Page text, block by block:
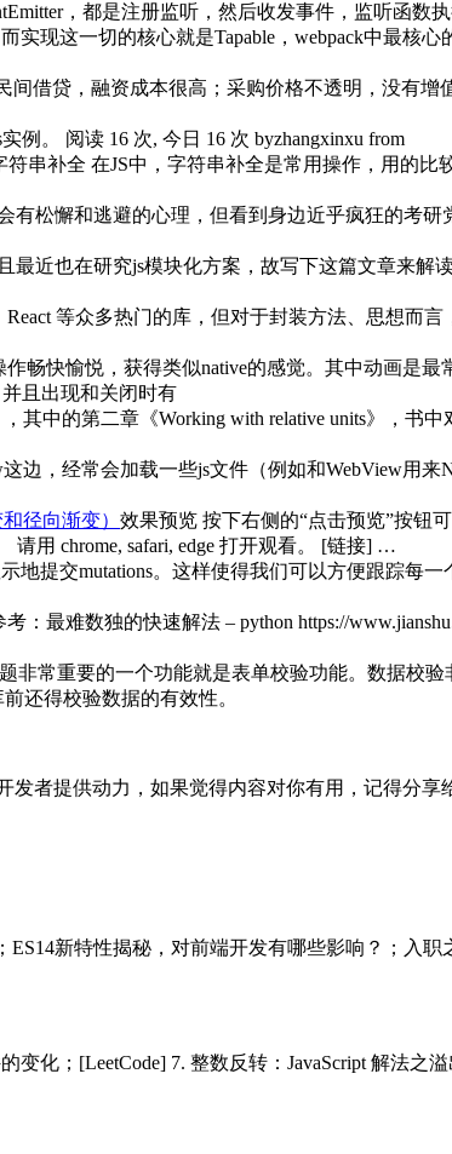
，都是注册监听，然后收发事件，监听函数
现这一切的核心就是Tapable，webpack中最核心
借贷，融资成本很高；采购价格不透明，没有增
例。 阅读 16 次, 今日 16 次 byzhangxinxu from
符串补全 在JS中，字符串补全是常用操作，用的
松懈和逃避的心理，但看到身边近乎疯狂的考研
近也在研究js模块化方案，故写下这篇文章来解
等众多热门的库，但对于封装方法、思想而言
畅快愉悦，获得类似native的感觉。其中动画是最
且出现和关闭时有
其中的第二章《Working with relative units》，书中
，经常会加载一些js文件（例如和WebView用来
径向渐变） 效果预览 按下右侧的“点击预览”按钮
用 chrome, safari, edge 打开观看。 [链接] …
地提交mutations。这样使得我们可以方便跟踪每
最难数独的快速解法 – python https://
非常重要的一个功能就是表单校验功能。数据校
还得校验数据的有效性。
者提供动力，如果觉得内容对你有用，记得分享
ES14新特性揭秘，对前端开发有哪些影响？；入
变化；[LeetCode] 7. 整数反转：JavaScript 解法之